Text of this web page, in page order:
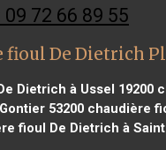
72 66 89 55
De Dietrich
Dietrich à Ussel 19200
53200 chaudière
fioul De Dietrich à Saint